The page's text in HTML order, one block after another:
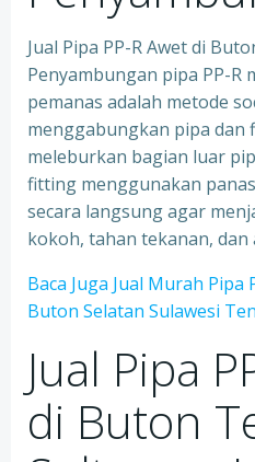
Jual Pipa PP-R Awet di
Penyambungan pipa PP-R
pemanas adalah metode
menggabungkan pipa dan
meleburkan bagian luar
fitting menggunakan
secara langsung agar
kokoh, tahan tekanan, dan
Baca Juga Jual Murah Pipa
Buton Selatan Sulawesi
Jual Pipa
di Buton